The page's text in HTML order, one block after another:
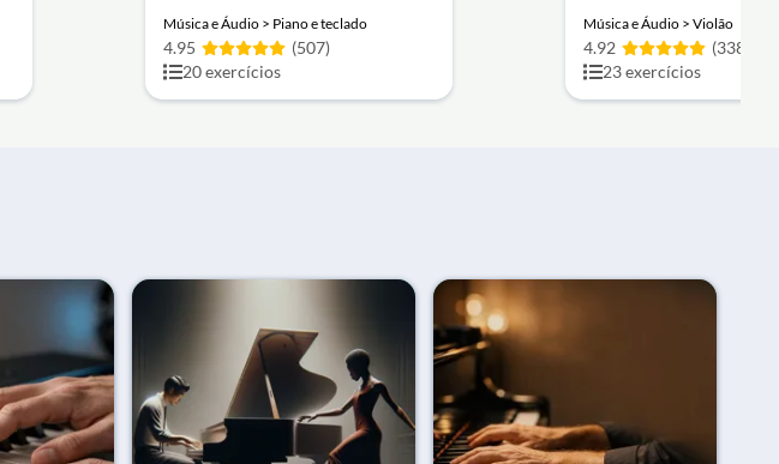
Música e Áudio > Piano e teclado
4.95 (507)
20 exercícios
Música e Áudio > Violão
4.92
(338)
23 exercícios